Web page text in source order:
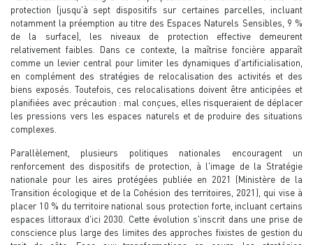
protection (jusqu'à sept dispositifs sur certaines parcelles, incluant
notamment la préemption au titre des Espaces Naturels Sensibles, 9 %
de la surface), les niveaux de protection effective demeurent
relativement faibles. Dans ce contexte, la maîtrise foncière apparaît
comme un levier central pour limiter les dynamiques d'artificialisation,
en complément des stratégies de relocalisation des activités et des
biens exposés. Toutefois, ces relocalisations doivent être anticipées et
planifiées avec précaution : mal conçues, elles risqueraient de déplacer
les pressions vers les espaces naturels et de produire des situations
complexes.
Parallèlement, plusieurs politiques nationales encouragent un
renforcement des dispositifs de protection, à l'image de la Stratégie
nationale pour les aires protégées publiée en 2021 (Ministère de la
Transition écologique et de la Cohésion des territoires, 2021), qui vise à
placer 10 % du territoire national sous protection forte, incluant certains
espaces littoraux d'ici 2030. Cette évolution s'inscrit dans une prise de
conscience plus large des limites des approches fixistes de gestion du